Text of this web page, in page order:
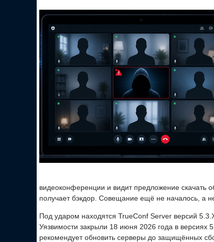
видеоконференции и видит предложение скачать
получает бэкдор. Совещание ещё не началось, а
Под ударом находятся TrueConf Server версий
Уязвимости закрыли 18 июня 2026 года в версиях
рекомендует обновить серверы до защищённых